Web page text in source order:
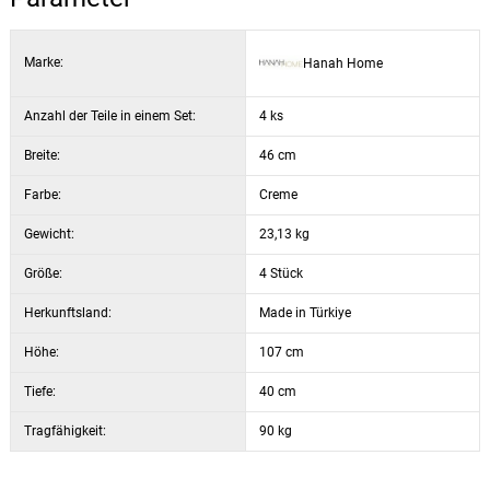
Farbe: cremefarben / weiß
Marke: Hanah Home
Anzahl der Teile in einem Set: 4 ks
Breite: 46 cm
Farbe: Creme
Gewicht: 23,13 kg
Größe: 4 Stück
Herkunftsland: Made in Türkiye
Höhe: 107 cm
Tiefe: 40 cm
Tragfähigkeit: 90 kg